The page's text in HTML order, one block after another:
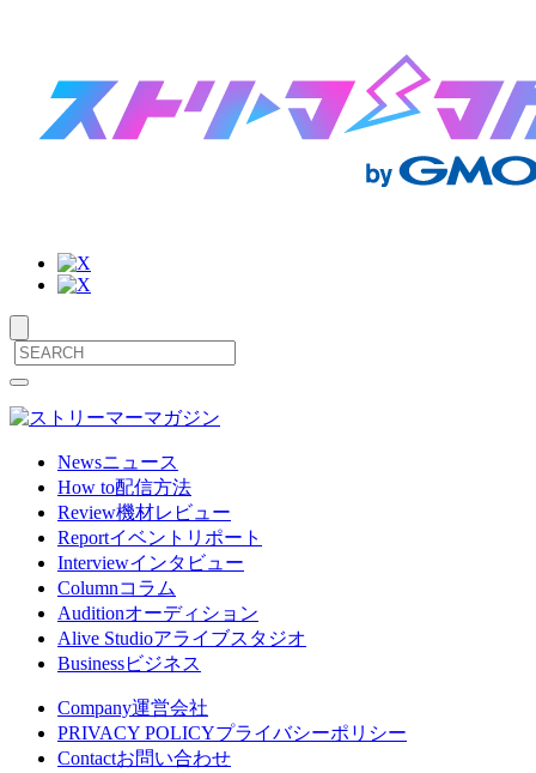
サ
イ
メ
ニ
Newsニュース
How to配信方法
Review機材レビュー
Reportイベントリポート
Interviewインタビュー
Columnコラム
Auditionオーディション
Alive Studioアライブスタジオ
Businessビジネス
Company運営会社
PRIVACY POLICYプライバシーポリシー
Contactお問い合わせ